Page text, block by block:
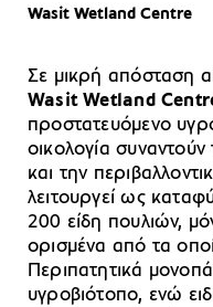
Wasit Wetland Centre
Σε μικρή απόσταση
Wasit Wetland
προστατευόμενο
οικολογία συναντούν
και την
λειτουργεί ως
200 είδη πουλιών,
ορισμένα από τα
Περιπατητικά
υγροβιότοπο, ενώ